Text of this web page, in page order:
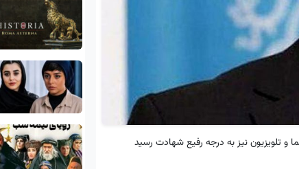
و تلویزیون نیز به درجه رفیع شهادت رسید